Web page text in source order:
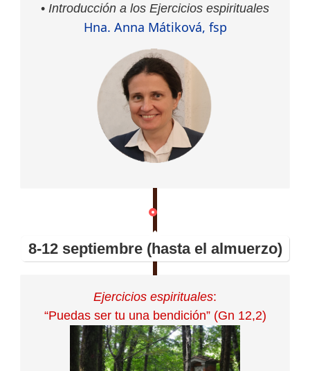
• Introducción a los Ejercicios espirituales
Hna. Anna Mátiková, fsp
8-12 septiembre (hasta el almuerzo)
Ejercicios espirituales:
“Puedas ser tu una bendición” (Gn 12,2)